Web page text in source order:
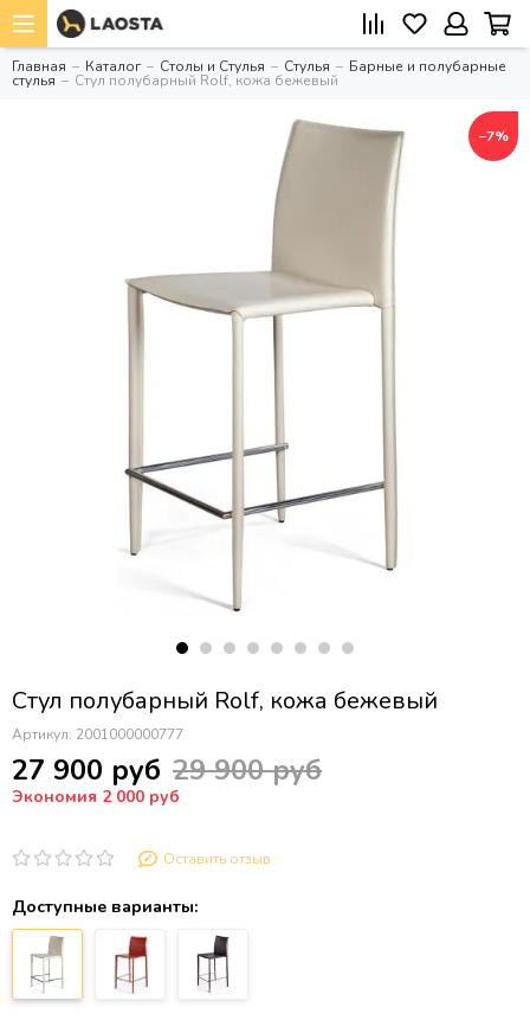
Главная Каталог Столы и Стулья Стулья Барные и полубарные
стулья Стул полубарный Rolf, кожа бежевый
−7%
Стул полубарный Rolf, кожа бежевый
Артикул: 2001000000777
27 900 руб 29 900 руб
Экономия 2 000 руб
Оставить отзыв
Доступные варианты: